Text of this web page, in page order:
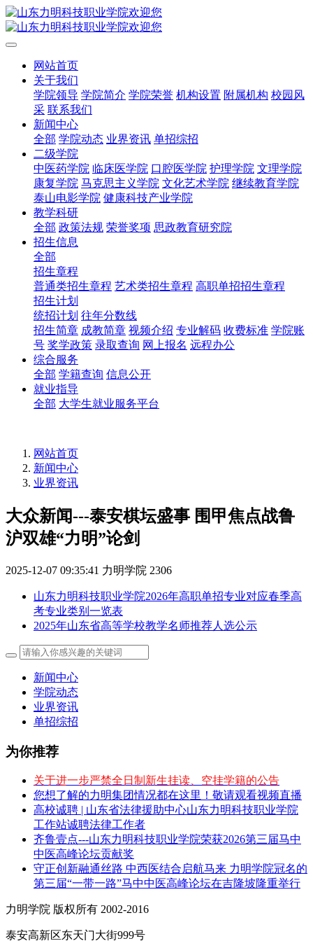
网站首页
关于我们
学院领导 学院简介 学院荣誉 机构设置 附属机构 校园风
采 联系我们
新闻中心
全部 学院动态 业界资讯 单招综招
二级学院
中医药学院 临床医学院 口腔医学院 护理学院 文理学院
康复学院 马克思主义学院 文化艺术学院 继续教育学院
泰山电影学院 健康科技产业学院
教学科研
全部 政策法规 荣誉奖项 思政教育研究院
招生信息
全部
招生章程
普通类招生章程 艺术类招生章程 高职单招招生章程
招生计划
统招计划 往年分数线
招生简章 成教简章 视频介绍 专业解码 收费标准 学院账
号 奖学政策 录取查询 网上报名 远程办公
综合服务
全部 学籍查询 信息公开
就业指导
全部 大学生就业服务平台
网站首页
新闻中心
业界资讯
大众新闻---泰安棋坛盛事 围甲焦点战鲁
沪双雄“力明”论剑
2025-12-07 09:35:41 力明学院 2306
山东力明科技职业学院2026年高职单招专业对应春季高
考专业类别一览表
2025年山东省高等学校教学名师推荐人选公示
新闻中心
学院动态
业界资讯
单招综招
为你推荐
关于进一步严禁全日制新生挂读、空挂学籍的公告
您想了解的力明集团情况都在这里！敬请观看视频直播
高校诚聘 | 山东省法律援助中心山东力明科技职业学院
工作站诚聘法律工作者
齐鲁壹点---山东力明科技职业学院荣获2026第三届马中
中医高峰论坛贡献奖
守正创新融通丝路 中西医结合启航马来 力明学院冠名的
第三届“一带一路”马中中医高峰论坛在吉隆坡隆重举行
力明学院 版权所有 2002-2016
泰安高新区东天门大街999号